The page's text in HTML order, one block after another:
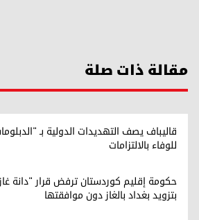
مقالة ذات صلة
قاليباف يصف التهديدات الدولية بـ
للوفاء بالالتزامات
حكومة إقليم كوردستان ترفض قرار "دانة
بتزويد بغداد بالغاز دون موافقتها